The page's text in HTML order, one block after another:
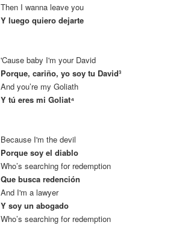
Then I wanna leave you
Y luego quiero dejarte
'Cause baby I'm your David
Porque, cariño, yo soy tu David³
And you’re my Goliath
Y tú eres mi Goliat⁴
Because I'm the devil
Porque soy el diablo
Who’s searching for redemption
Que busca redención
And I'm a lawyer
Y soy un abogado
Who’s searching for redemption